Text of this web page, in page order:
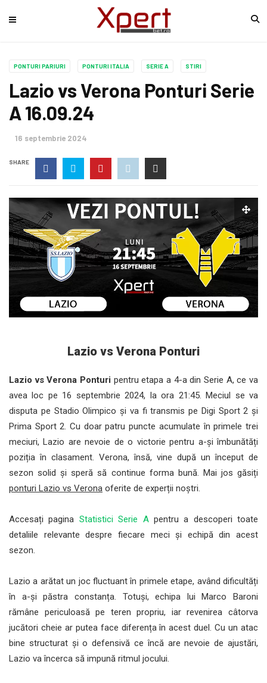
PONTURI PARIURI PONTURI ITALIA SERIE A STIRI
Lazio vs Verona Ponturi Serie
A 16.09.24
16 septembrie 2024
SHARE
Lazio vs Verona Ponturi
Lazio vs Verona Ponturi pentru etapa a 4-a din Serie A, ce va
avea loc pe 16 septembrie 2024, la ora 21:45. Meciul se va
disputa pe Stadio Olimpico și va fi transmis pe Digi Sport 2 și
Prima Sport 2. Cu doar patru puncte acumulate în primele trei
meciuri, Lazio are nevoie de o victorie pentru a-și îmbunătăți
poziția în clasament. Verona, însă, vine după un început de
sezon solid și speră să continue forma bună. Mai jos găsiți
ponturi Lazio vs Verona oferite de experții noștri.
Accesați pagina Statistici Serie Apentru a descoperi toate
detaliile relevante despre fiecare meci și echipă din acest
sezon.
Lazio a arătat un joc fluctuant în primele etape, având dificultăți
în a-și păstra constanța. Totuși, echipa lui Marco Baroni
rămâne periculoasă pe teren propriu, iar revenirea câtorva
jucători cheie ar putea face diferența în acest duel. Cu un atac
bine structurat și o defensivă ce încă are nevoie de ajustări,
Lazio va încerca să impună ritmul jocului.